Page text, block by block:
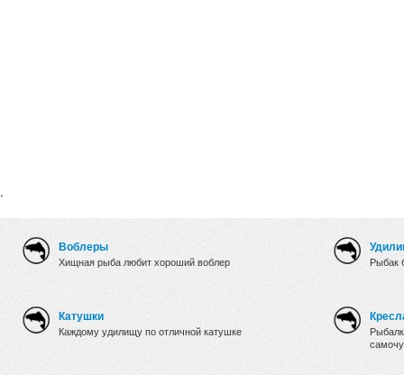
.
Воблеры
Хищная рыба любит хороший воблер
Катушки
Каждому удилищу по отличной катушке
Рыбак